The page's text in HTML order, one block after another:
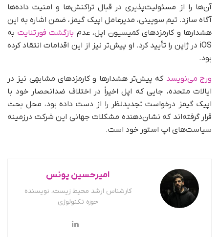
آن‌ها را از مسئولیت‌پذیری در قبال تراکنش‌ها و امنیت داده‌ها
آگاه سازد. تیم سویینی، مدیرعامل اپیک گیمز، ضمن اشاره به این
هشدارها و کارمزدهای کمیسیون اپل، عدم بازگشت فورتنایت به
iOS در ژاپن را تأیید کرد. او پیش‌تر نیز از این اقدامات انتقاد کرده
بود.
ورج می‌نویسد که پیش‌تر هشدارها و کارمزدهای مشابهی نیز در
ایالات متحده، جایی که اپل اخیراً در اختلاف ضدانحصار خود با
اپیک گیمز درخواست تجدید‌نظر را از دست داده بود، محل بحث
قرار گرفته‌اند که نشان‌دهنده مشکلات جهانی این شرکت درزمینه
سیاست‌های اپ استور خود است.
امیرحسین یونس
کارشناس ارشد محیط زیست، نویسنده
حوزه تکنولوژی